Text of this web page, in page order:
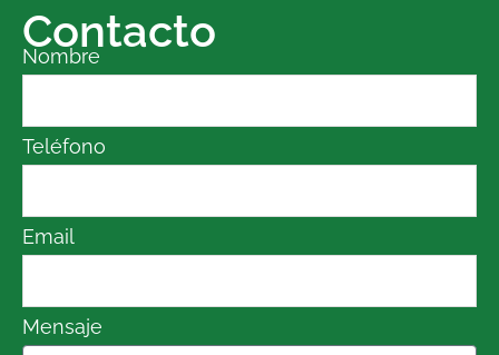
Contacto
Nombre
Teléfono
Email
Mensaje